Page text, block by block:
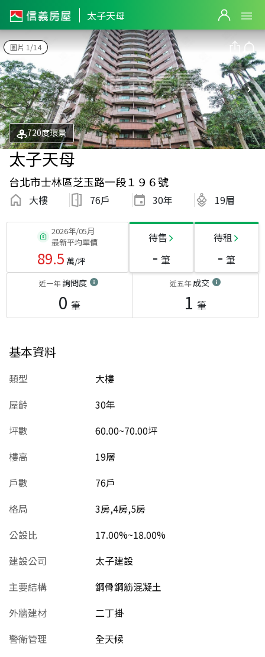
太子天母
圖片 1/14
720度環景
太子天母
台北市士林區芝玉路一段１９６號
大樓 76戶 30年 19層
2026年/05月
最新平均單價
89.5 萬/坪
待售
- 筆
待租
- 筆
近一年詢問度
0 筆
近五年成交
1 筆
基本資料
類型
大樓
屋齡
30年
坪數
60.00~70.00坪
樓高
19層
戶數
76戶
格局
3房,4房,5房
公設比
17.00%~18.00%
建設公司
太子建設
主要結構
鋼骨鋼筋混凝土
外牆建材
二丁掛
警衛管理
全天候